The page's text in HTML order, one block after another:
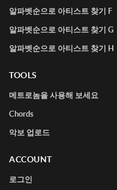
알파벳순으로 아티스트 찾기 F
알파벳순으로 아티스트 찾기 G
알파벳순으로 아티스트 찾기 H
TOOLS
메트로놈을 사용해 보세요
Chords
악보 업로드
ACCOUNT
로그인